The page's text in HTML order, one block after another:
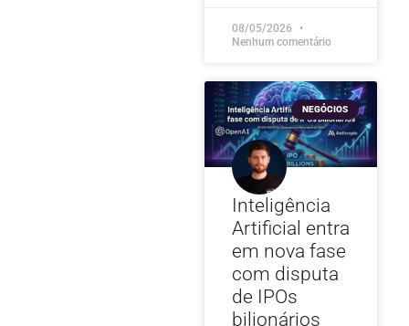
08/05/2026
Nenhum comentário
NEGÓCIOS
Inteligência
Artificial entra
em nova fase
com disputa
de IPOs
bilionários